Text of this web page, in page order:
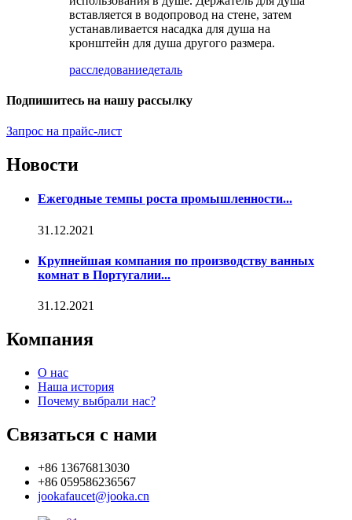
вставляется в водопровод на стене, затем
устанавливается насадка для душа на
кронштейн для душа другого размера.
расследованиедеталь
Подпишитесь на нашу рассылку
Запрос на прайс-лист
Новости
Ежегодные темпы роста промышленности...
31.12.2021
Крупнейшая компания по производству ванных
комнат в Португалии...
31.12.2021
Компания
О нас
Наша история
Почему выбрали нас?
Связаться с нами
+86 13676813030
+86 059586236567
jookafaucet@jooka.cn